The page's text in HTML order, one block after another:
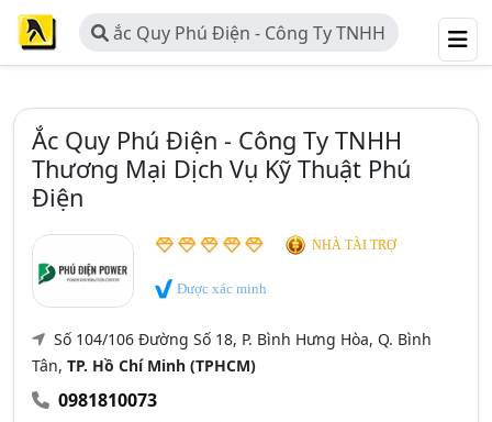
ắc Quy Phú Điện - Công Ty TNHH
Thương Mại Dịch Vụ Kỹ Thuật Phú
Ắc Quy Phú Điện - Công Ty TNHH
Thương Mại Dịch Vụ Kỹ Thuật Phú
Điện
NHÀ TÀI TRỢ
Được xác minh
Số 104/106 Đường Số 18, P. Bình Hưng Hòa, Q. Bình
Tân, TP. Hồ Chí Minh (TPHCM)
0981810073